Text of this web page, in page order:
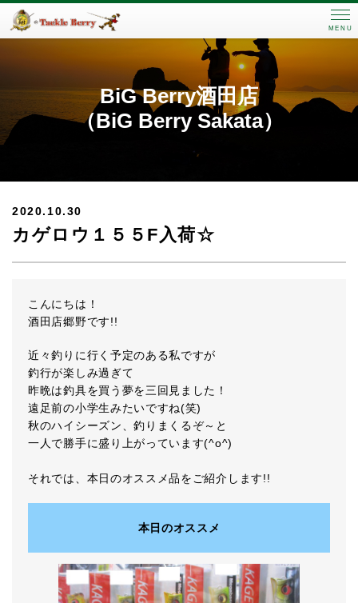
MENU
BiG Berry酒田店
（BiG Berry Sakata）
2020.10.30
カゲロウ１５５F入荷☆
こんにちは！
酒田店郷野です!!
近々釣りに行く予定のある私ですが
釣行が楽しみ過ぎて
昨晩は釣具を買う夢を三回見ました！
遠足前の小学生みたいですね(笑)
秋のハイシーズン、釣りまくるぞ～と
一人で勝手に盛り上がっています(^o^)
それでは、本日のオススメ品をご紹介します!!
本日のオススメ